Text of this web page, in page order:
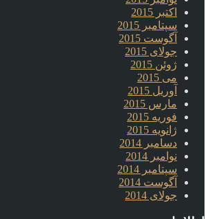
اکتبر 2015
سپتامبر 2015
آگوست 2015
جولای 2015
ژوئن 2015
می 2015
آوریل 2015
مارس 2015
فوریه 2015
ژانویه 2015
دسامبر 2014
نوامبر 2014
سپتامبر 2014
آگوست 2014
جولای 2014